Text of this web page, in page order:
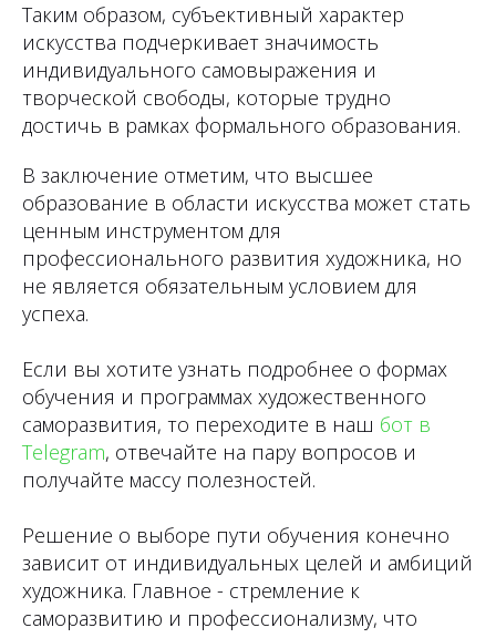
Таким образом, субъективный характер
искусства подчеркивает значимость
индивидуального самовыражения и
творческой свободы, которые трудно
достичь в рамках формального образования.
В заключение отметим, что высшее
образование в области искусства может стать
ценным инструментом для
профессионального развития художника, но
не является обязательным условием для
успеха.
Если вы хотите узнать подробнее о формах
обучения и программах художественного
саморазвития, то переходите в наш бот в
Telegram, отвечайте на пару вопросов и
получайте массу полезностей.
Решение о выборе пути обучения конечно
зависит от индивидуальных целей и амбиций
художника. Главное - стремление к
саморазвитию и профессионализму, что